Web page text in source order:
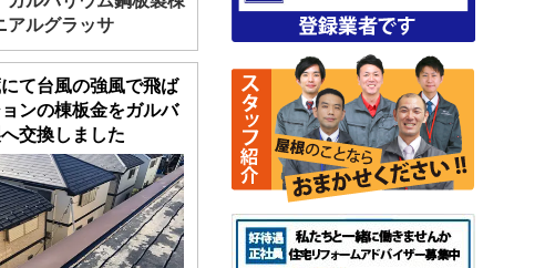
アルグラッサ
て台風の強風で飛ば
ンの棟板金をガルバ
交換しました